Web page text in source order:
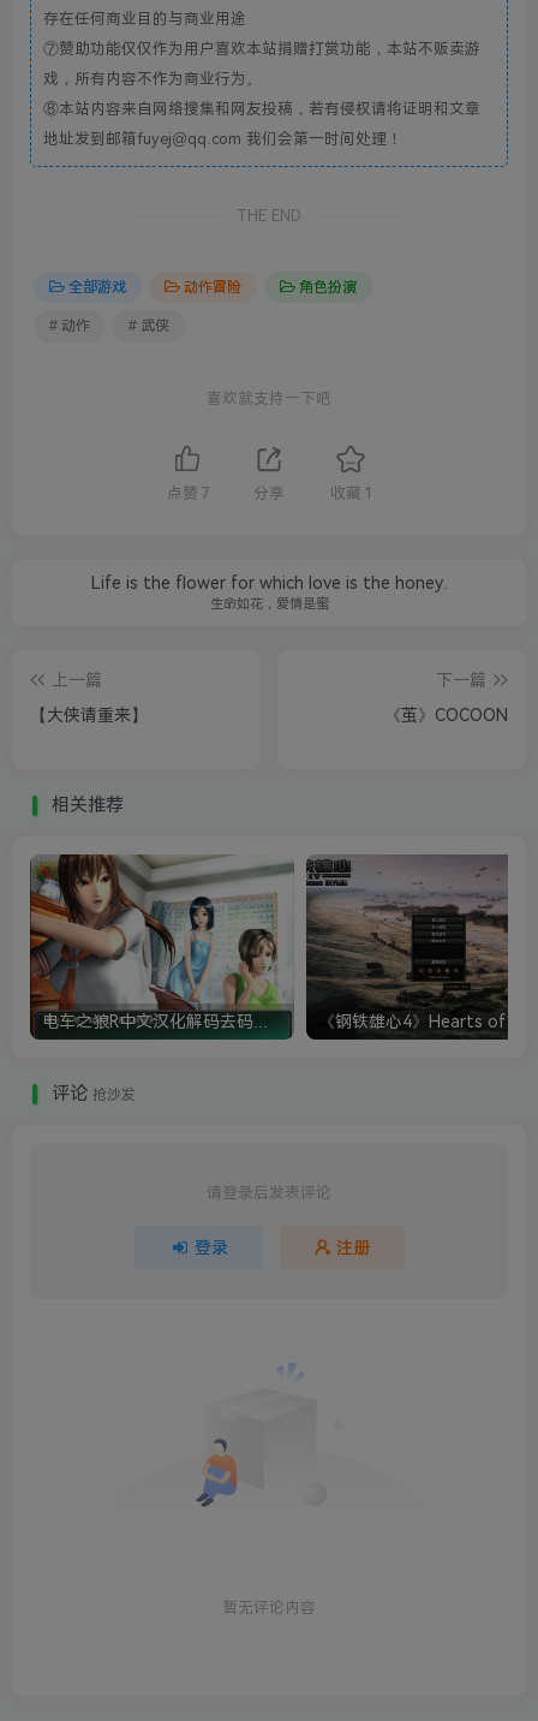
存在任何商业目的与商业用途
⑦赞助功能仅仅作为用户喜欢本站捐赠打赏功能，本站不贩卖游
戏，所有内容不作为商业行为。
⑧本站内容来自网络搜集和网友投稿，若有侵权请将证明和文章
地址发到邮箱fuyej@qq.com 我们会第一时间处理！
THE END
全部游戏 动作冒险 角色扮演
# 动作 # 武侠
喜欢就支持一下吧
点赞 7 分享 收藏 1
Life is the flower for which love is the honey.
生命如花，爱情是蜜
上一篇
【大侠请重来】
下一篇
《茧》COCOON
相关推荐
评论 抢沙发
请登录后发表评论
登录 注册
暂无评论内容